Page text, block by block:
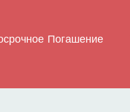
Погашение